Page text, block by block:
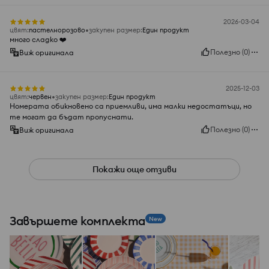
2026-03-04
цвят:пастелнорозово закупен размер:Един продукт
много сладко ❤️
Виж оригинала
Полезно (0)
2025-12-03
цвят:червeн закупен размер:Един продукт
Номерата обикновено са приемливи, има малки недостатъци, но
те могат да бъдат пропуснати.
Виж оригинала
Полезно (0)
Покажи още отзиви
Завършете комплекта New